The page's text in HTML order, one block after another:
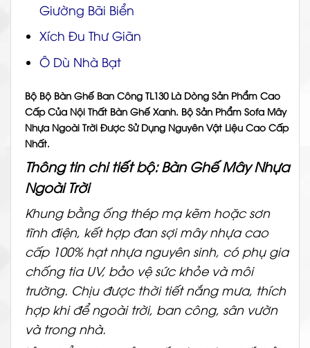
Giường Bãi Biển
Xích Đu Thư Giãn
Ô Dù Nhà Bạt
Bộ Bộ Bàn Ghế Ban Công TL130Là Dòng Sản Phẩm Cao
Cấp Của Nội Thất Bàn Ghế Xanh. Bộ Sản Phẩm Sofa Mây
Nhựa Ngoài Trời Được Sử Dụng Nguyên Vật Liệu Cao Cấp
Nhất.
Thông tin chi tiết bộ: Bàn Ghế Mây Nhựa
Ngoài Trời
Khung bằng ống thép mạ kẽm hoặc sơn
tĩnh điện, kết hợp đan sợimây nhựacao
cấp 100% hạt nhựa nguyên sinh, có phụ gia
chống tia UV, bảo vệ sức khỏe vàmôi
trường. Chịu được thời tiết nắng mưa, thích
hợp khi để ngoài trời, ban công, sân vườn
và trong nhà.